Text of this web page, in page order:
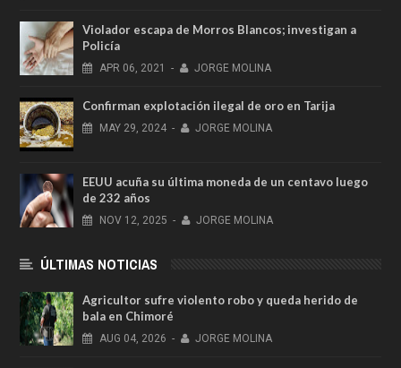
Violador escapa de Morros Blancos; investigan a
Policía
APR 06, 2021 - JORGE MOLINA
Confirman explotación ilegal de oro en Tarija
MAY 29, 2024 - JORGE MOLINA
EEUU acuña su última moneda de un centavo luego
de 232 años
NOV 12, 2025 - JORGE MOLINA
ÚLTIMAS NOTICIAS
Agricultor sufre violento robo y queda herido de
bala en Chimoré
AUG 04, 2026 - JORGE MOLINA